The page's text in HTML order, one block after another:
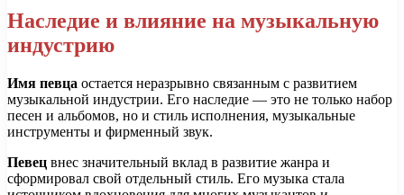
Наследие и влияние на музыкальную
индустрию
Имя певца остается неразрывно связанным с развитием
музыкальной индустрии. Его наследие — это не только набор
песен и альбомов, но и стиль исполнения, музыкальные
инструменты и фирменный звук.
Певец внес значительный вклад в развитие жанра и
сформировал свой отдельный стиль. Его музыка стала